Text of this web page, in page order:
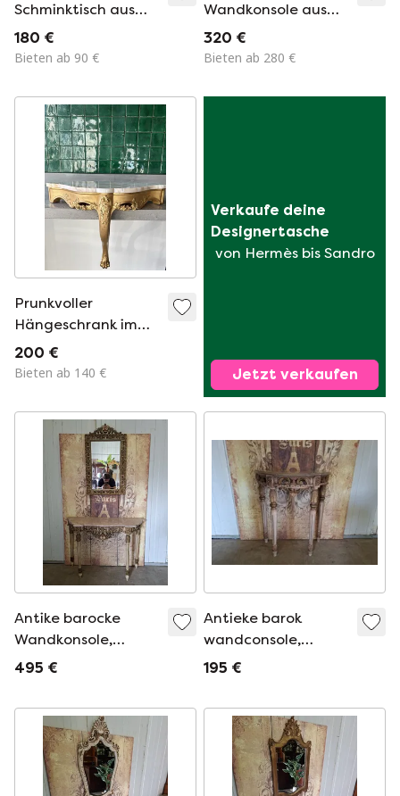
Schminktisch aus
Holz und Marmor im
Shabby-Chic-Stil
180 €
Bieten ab 90 €
Wandkonsole aus
Schmiedeeisen und
rotem Marmor, um
320 €
Bieten ab 280 €
Prunkvoller
Hängeschrank im
Stil Louis XV, 18.
Jahrhundert
200 €
Bieten ab 140 €
Verkaufe deine
Designertasche
von Hermès bis Sandro
Jetzt verkaufen
Antike barocke
Wandkonsole,
Beistelltisch.
Spiegel, Maße: 105 x
32 cm und 73 cm
hoch.
495 €
Antieke barok
wandconsole,
sidetable. haltafel
68x36m en 76cm
hoog. kleine
reparatie marmeren
195 €